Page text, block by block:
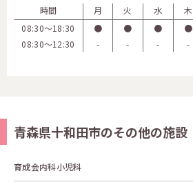
時間 月 火 水 木
08:30〜18:30
● ● ● ●
08:30〜12:30
- - - -
青森県十和田市のその他の施設
育成会内科小児科